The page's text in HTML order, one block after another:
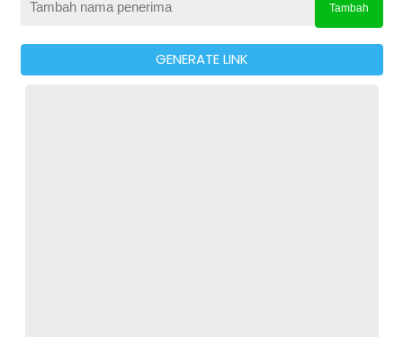
Tambah
GENERATE LINK